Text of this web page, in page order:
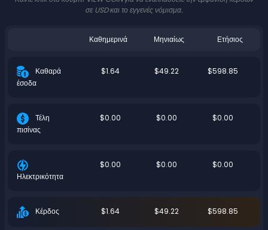
σε USD και το εγγενές νόμισμα.
Καθημερινά Μηνιαίως Ετήσιος
Καθαρά
έσοδα
$1.64 $49.22 $598.85
Τέλη
πισίνας
$0.00 $0.00 $0.00
Ηλεκτρικότητα
$0.00 $0.00 $0.00
Κέρδος $1.64 $49.22 $598.85